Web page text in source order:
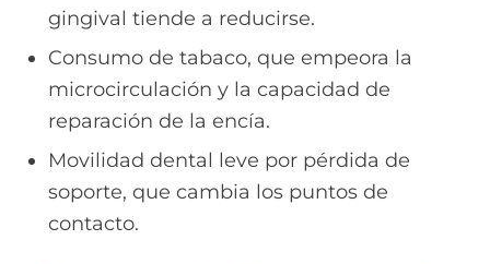
gingival tiende a reducirse.
Consumo de tabaco, que empeora la
microcirculación y la capacidad de
reparación de la encía.
Movilidad dental leve por pérdida de
soporte, que cambia los puntos de
contacto.